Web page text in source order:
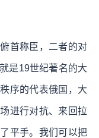
首称臣，二者的对
是19世纪著名的大
序的代表俄国，大
进行对抗、来回拉
平手。我们可以把